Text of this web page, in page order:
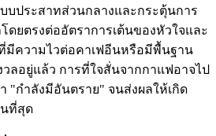
บประสาทส่วนกลางและกระตุ้นการ
ดยตรงต่ออัตราการเต้นของหัวใจและ
มีความไวต่อคาเฟอีนหรือมีพื้นฐาน
ลอยู่แล้ว การที่ใจสั่นจากกาแฟอาจไป
"กำลังมีอันตราย" จนส่งผลให้เกิด
ที่สุด